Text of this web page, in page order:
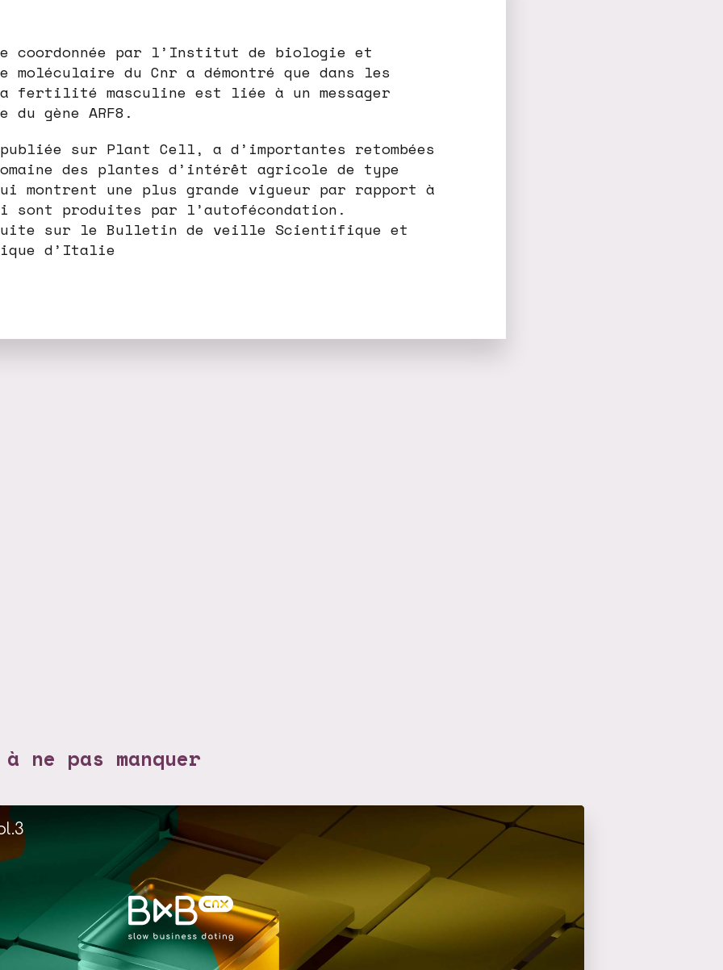
coordonnée par l’Institut de biologie et
moléculaire du Cnr a démontré que dans les
fertilité masculine est liée à un messager
du gène ARF8.
sur Plant Cell, a d’importantes retombées
des plantes d’intérêt agricole de type
montrent une plus grande vigueur par rapport à
sont produites par l’autofécondation.
sur le Bulletin de veille Scientifique et
d’Italie
ne pas manquer